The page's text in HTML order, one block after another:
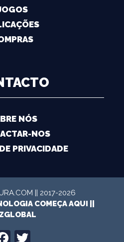
NÓS
NOS
PRIVACIDADE
|| 2017-2026
COMEÇA AQUI ||
FACEBOOK